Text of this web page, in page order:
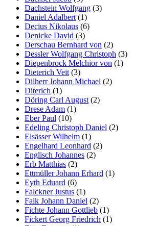
Dachstein Wolfgang (3)
Daniel Adalbert (1)
Decius Nikolaus (6)
Denicke David (3)
Derschau Bernhard von (2)
Dessler Wolfgang Christoph (3)
Diepenbrock Melchior von (1)
Dieterich Veit (3)
Dilherr Johann Michael (2)
Diterich (1)
Döring Carl August (2)
Drese Adam (1)
Eber Paul (10)
Edeling Christoph Daniel (2)
Elsässer Wilhelm (1)
Engelhard Leonhard (2)
Englisch Johannes (2)
Erb Matthias (2)
Ettmüller Johann Erhard (1)
Eyth Eduard (6)
Falckner Justus (1)
Falk Johann Daniel (2)
Fichte Johann Gottlieb (1)
Fickert Georg Friedrich (1)